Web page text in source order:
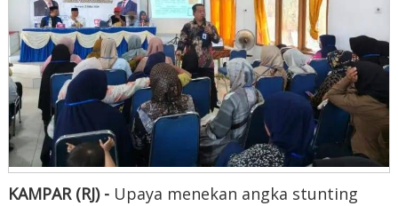
KAMPAR (RJ) - Upaya menekan angka stunting